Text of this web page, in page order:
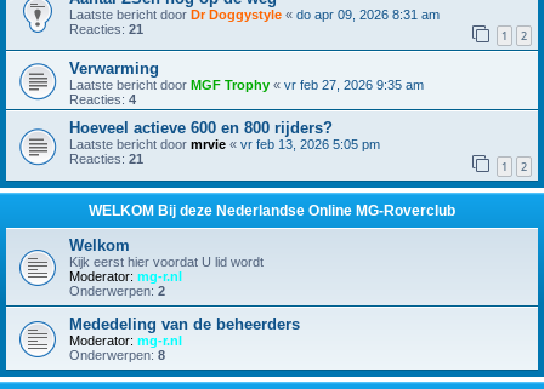
Laatste bericht door Dr Doggystyle « do apr 09, 2026 8:31 am
Reacties: 21 1 2
Verwarming
Laatste bericht door MGF Trophy « vr feb 27, 2026 9:35 am
Reacties: 4
Hoeveel actieve 600 en 800 rijders?
Laatste bericht door mrvie « vr feb 13, 2026 5:05 pm
Reacties: 21 1 2
WELKOM Bij deze Nederlandse Online MG-Roverclub
Welkom
Kijk eerst hier voordat U lid wordt
Moderator: mg-r.nl
Onderwerpen: 2
Mededeling van de beheerders
Moderator: mg-r.nl
Onderwerpen: 8